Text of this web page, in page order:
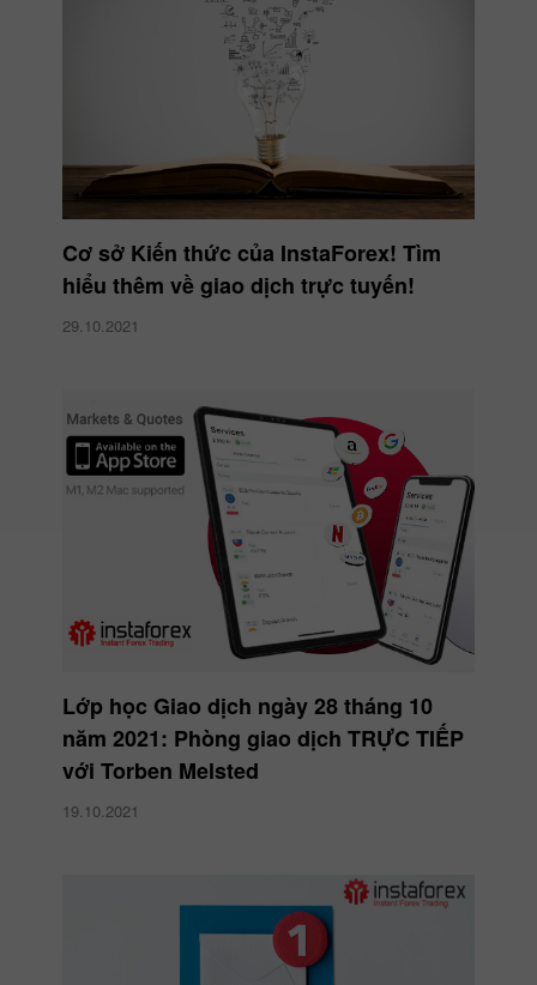
Cơ sở Kiến thức của InstaForex! Tìm
hiểu thêm về giao dịch trực tuyến!
29.10.2021
Lớp học Giao dịch ngày 28 tháng 10
năm 2021: Phòng giao dịch TRỰC TIẾP
với Torben Melsted
19.10.2021